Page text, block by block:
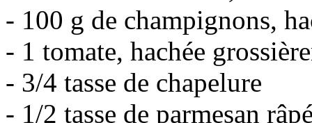
- 100 g de champignons,
- 1 tomate, hachée
- 3/4 tasse de chapelure
- 1/2 tasse de parmesan